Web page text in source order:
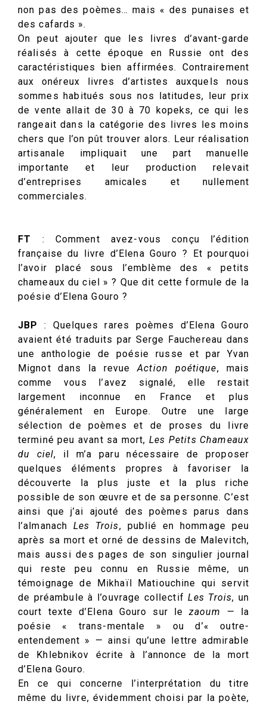
non pas des poèmes… mais « des punaises et
des cafards ».
On peut ajouter que les livres d’avant-garde
réalisés à cette époque en Russie ont des
caractéristiques bien affirmées. Contrairement
aux onéreux livres d’artistes auxquels nous
sommes habitués sous nos latitudes, leur prix
de vente allait de 30 à 70 kopeks, ce qui les
rangeait dans la catégorie des livres les moins
chers que l’on pût trouver alors. Leur réalisation
artisanale impliquait une part manuelle
importante et leur production relevait
d’entreprises amicales et nullement
commerciales.
FT
: Comment avez-vous conçu l’édition
française du livre d’Elena Gouro ? Et pourquoi
l’avoir placé sous l’emblème des « petits
chameaux du ciel » ? Que dit cette formule de la
poésie d’Elena Gouro ?
JBP
: Quelques rares poèmes d’Elena Gouro
avaient été traduits par Serge Fauchereau dans
une anthologie de poésie russe et par Yvan
Mignot dans la revueAction poétique, mais
comme vous l’avez signalé, elle restait
largement inconnue en France et plus
généralement en Europe. Outre une large
sélection de poèmes et de proses du livre
terminé peu avant sa mort,Les Petits Chameaux
du ciel, il m’a paru nécessaire de proposer
quelques éléments propres à favoriser la
découverte la plus juste et la plus riche
possible de son œuvre et de sa personne. C’est
ainsi que j’ai ajouté des poèmes parus dans
l’almanach Les Trois, publié en hommage peu
après sa mort et orné de dessins de Malevitch,
mais aussi des pages de son singulier journal
qui reste peu connu en Russie même, un
témoignage de Mikhaïl Matiouchine qui servit
de préambule à l’ouvrage collectifLes Trois, un
court texte d’Elena Gouro sur lezaoum
— la
poésie « trans-mentale » ou d’« outre-
entendement » — ainsi qu’une lettre admirable
de Khlebnikov écrite à l’annonce de la mort
d’Elena Gouro.
En ce qui concerne l’interprétation du titre
même du livre, évidemment choisi par la poète,